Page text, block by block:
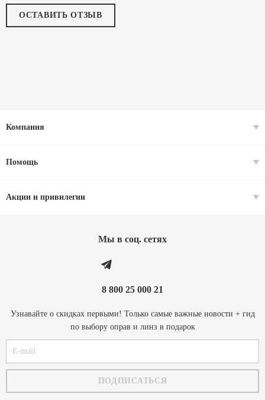
ОСТАВИТЬ ОТЗЫВ
Компания
Помощь
Акции и привилегии
Мы в соц. cетях
8 800 25 000 21
Узнавайте о скидках первыми! Только самые важные новости + гид
по выбору оправ и линз в подарок